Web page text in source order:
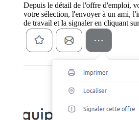
Depuis le détail de l'offre d'emploi,
votre sélection, l'envoyer à un ami,
de travail et la signaler en cliquant